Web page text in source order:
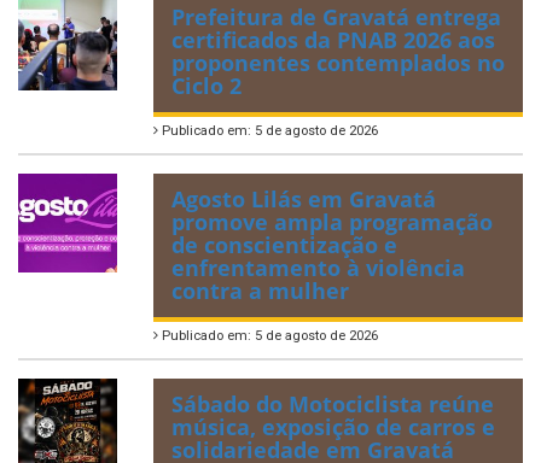
Prefeitura de Gravatá entrega
certificados da PNAB 2026 aos
proponentes contemplados no
Ciclo 2
Publicado em: 5 de agosto de 2026
Agosto Lilás em Gravatá
promove ampla programação
de conscientização e
enfrentamento à violência
contra a mulher
Publicado em: 5 de agosto de 2026
Sábado do Motociclista reúne
música, exposição de carros e
solidariedade em Gravatá